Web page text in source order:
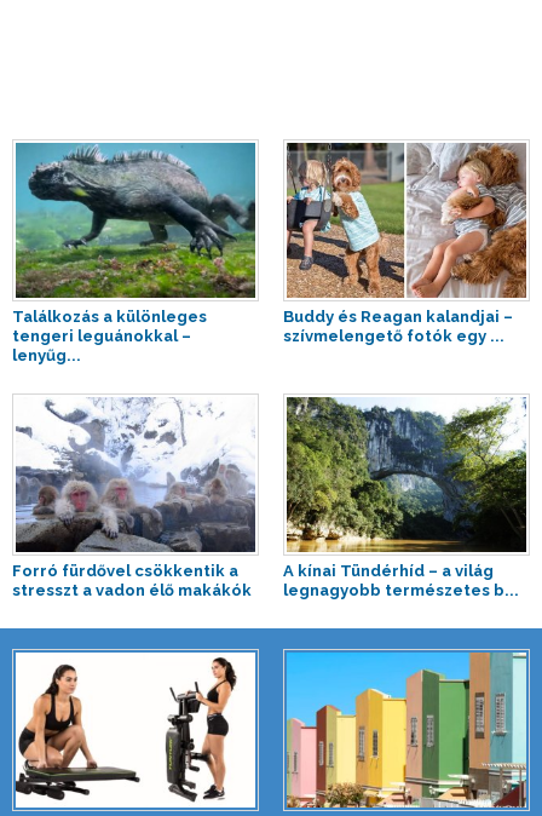
Találkozás a különleges
tengeri leguánokkal –
lenyűg...
Buddy és Reagan kalandjai –
szívmelengető fotók egy ...
Forró fürdővel csökkentik a
stresszt a vadon élő makákók
A kínai Tündérhíd – a világ
legnagyobb természetes b...